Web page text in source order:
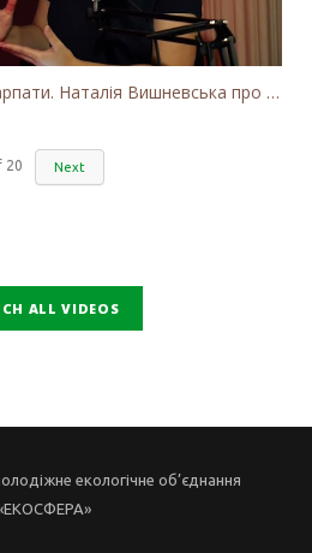
Жінки, які захищають Карпати. Наталія Вишневська про вітряки в Закарпатті та участь громадськості
20 Next
ALL VIDEOS
екологічне об’єднання